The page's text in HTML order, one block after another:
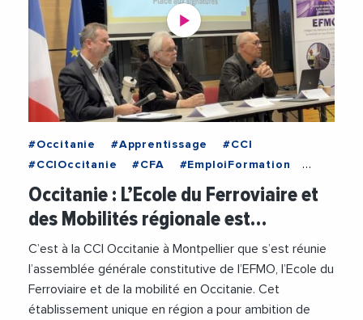
#Occitanie #Apprentissage
#CCI
#CCIOccitanie
#CFA
#EmploiFormation
#Ferroviaire
#FormationProfessionnelle
#JeanLucGibelin
#PurpleCampus
#RegionOccitanie
#SNCF #Train #Videos
Occitanie : L’Ecole du Ferroviaire et
des Mobilités régionale est…
C’est à la CCI Occitanie à Montpellier que s’est réunie
l’assemblée générale constitutive de l’EFMO, l’Ecole du
Ferroviaire et de la mobilité en Occitanie. Cet
établissement unique en région a pour ambition de